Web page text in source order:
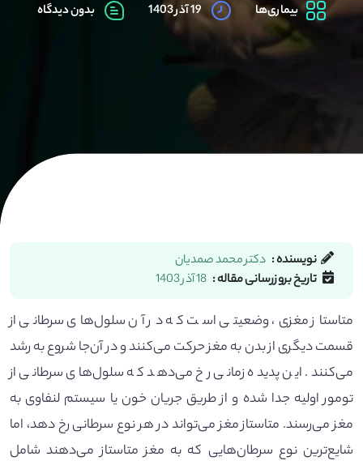
بیماری‌ها بدون دیدگاه
نویسنده : دکتر محمد صمدیان
تاریخ بروزرسانی مقاله : 18 آذر 1403
متاستاز مغزی، وضعیتی است که در آن سلول‌های سرطانی از
قسمت دیگری از بدن به مغز حرکت می‌کنند و در آن‌جا شروع به رشد
می‌کنند. این پدیده زمانی رخ می‌دهد که سلول‌های سرطانی از
تومور اولیه جدا شده و از طریق جریان خون یا سیستم لنفاوی به
مغز می‌رسند. متاستاز مغز می‌تواند در هر نوع سرطانی رخ دهد، اما
شایع‌ترین نوع سرطان‌هایی که به مغز متاستاز می‌دهند شامل